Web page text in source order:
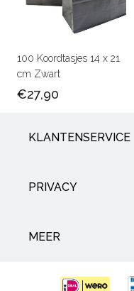
100 Koordtasjes 14 x 21
cm Zwart
€27,90
KLANTENSERVICE
PRIVACY
MEER